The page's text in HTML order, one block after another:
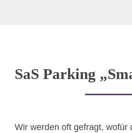
SaS Parking
Wir werden oft gefragt, wofür